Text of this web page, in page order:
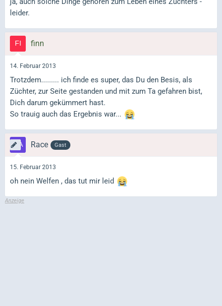
leider.
finn
14. Februar 2013
Trotzdem......... ich finde es super, das Du den Besis, als
Züchter, zur Seite gestanden und mit zum Ta gefahren bist,
Dich darum gekümmert hast.
So trauig auch das Ergebnis war...
Race Gast
15. Februar 2013
oh nein Welfen , das tut mir leid